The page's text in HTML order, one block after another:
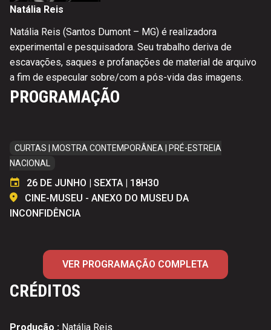
Natália Reis
Natália Reis (Santos Dumont – MG) é realizadora
experimental e pesquisadora. Seu trabalho deriva de
escavações, saques e profanações de material de arquivo
a fim de especular sobre/com a pós-vida das imagens.
PROGRAMAÇÃO
CURTAS | MOSTRA CONTEMPORÂNEA | PRÉ-ESTREIA
NACIONAL
26 DE JUNHO | SEXTA | 18H30
CINE-MUSEU - ANEXO DO MUSEU DA
INCONFIDÊNCIA
VER PROGRAMAÇÃO COMPLETA
CRÉDITOS
Produção : Natália Reis